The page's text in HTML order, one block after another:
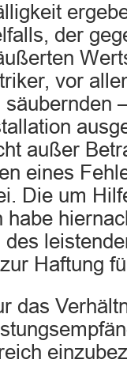
der
vor
außer
eines
Die um
habe
Haftung
das